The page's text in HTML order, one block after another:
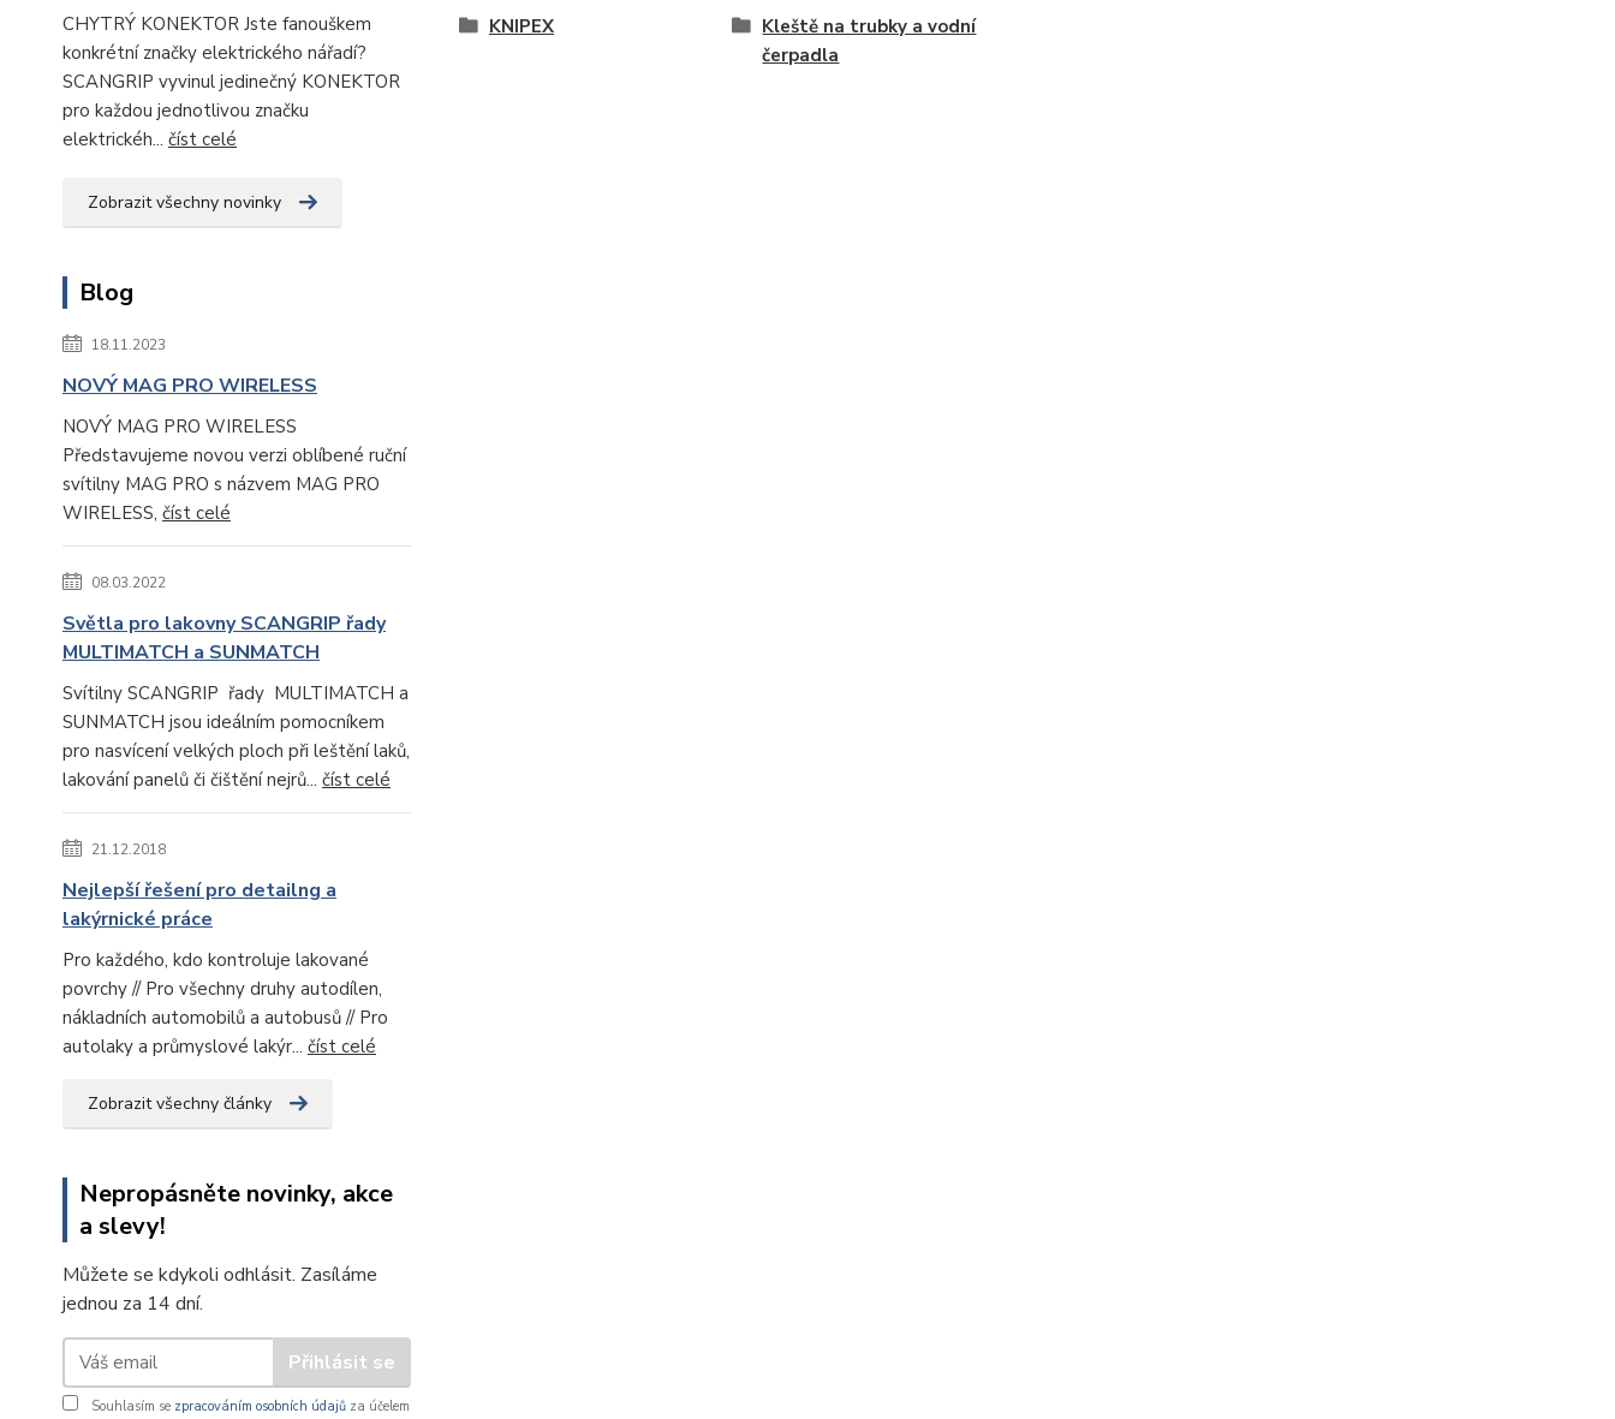
CHYTRÝ KONEKTOR Jste fanouškem
konkrétní značky elektrického nářadí?
SCANGRIP vyvinul jedinečný KONEKTOR
pro každou jednotlivou značku
elektrickéh... číst celé
Zobrazit všechny novinky
Blog
18.11.2023
NOVÝ MAG PRO WIRELESS
NOVÝ MAG PRO WIRELESS
Představujeme novou verzi oblíbené ruční
svítilny MAG PRO s názvem MAG PRO
WIRELESS, číst celé
08.03.2022
Světla pro lakovny SCANGRIP řady
MULTIMATCH a SUNMATCH
Svítilny SCANGRIP řady MULTIMATCH a
SUNMATCH jsou ideálním pomocníkem
pro nasvícení velkých ploch při leštění laků,
lakování panelů či čištění nejrů... číst celé
21.12.2018
Nejlepší řešení pro detailng a
lakýrnické práce
Pro každého, kdo kontroluje lakované
povrchy // Pro všechny druhy autodílen,
nákladních automobilů a autobusů // Pro
autolaky a průmyslové lakýr... číst celé
Zobrazit všechny články
Nepropásněte novinky, akce
a slevy!
Můžete se kdykoli odhlásit. Zasíláme
jednou za 14 dní.
Přihlásit se
Souhlasím se zpracováním osobních údajů za účelem
KNIPEX
Kleště na trubky a vodní
čerpadla